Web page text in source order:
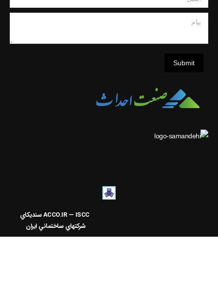
Submit
ACCO.IR — ISCC
سنديکاي
شرکتهاي ساختماني ايران